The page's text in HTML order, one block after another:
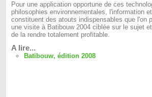
Pour une application opportune de ces
philosophies environnementales, l'information
constituent des atouts indispensables que l'on
une visite à Batibouw 2004 ciblée sur le sujet
de la rendre totalement profitable.
A lire...
Batibouw, édition 2008